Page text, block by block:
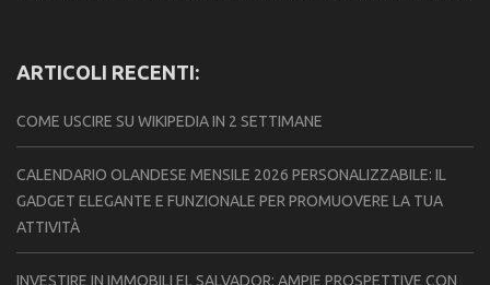
ARTICOLI RECENTI:
COME USCIRE SU WIKIPEDIA IN 2 SETTIMANE
CALENDARIO OLANDESE MENSILE 2026 PERSONALIZZABILE: IL
GADGET ELEGANTE E FUNZIONALE PER PROMUOVERE LA TUA
ATTIVITÀ
INVESTIRE IN IMMOBILI EL SALVADOR: AMPIE PROSPETTIVE CON